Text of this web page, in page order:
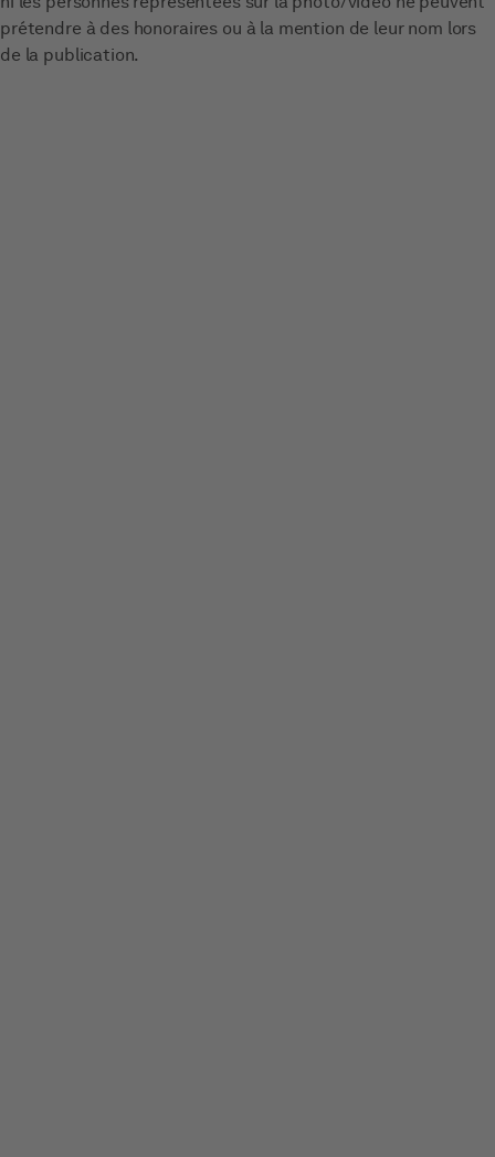
prétendre à des honoraires ou à la mention de leur nom lors
de la publication.